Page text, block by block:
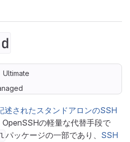
Ultimate
述されたスタンドアロンのSSH
OpenSSHの軽量な代替手段で
パッケージの一部であり、 SSH